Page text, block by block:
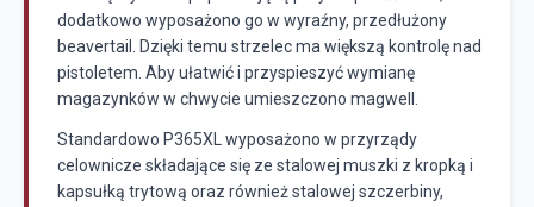
dodatkowo wyposażono go w wyraźny, przedłużony
beavertail. Dzięki temu strzelec ma większą kontrolę nad
pistoletem. Aby ułatwić i przyspieszyć wymianę
magazynków w chwycie umieszczono magwell.
Standardowo P365XL wyposażono w przyrządy
celownicze składające się ze stalowej muszki z kropką i
kapsułką trytową oraz również stalowej szczerbiny,